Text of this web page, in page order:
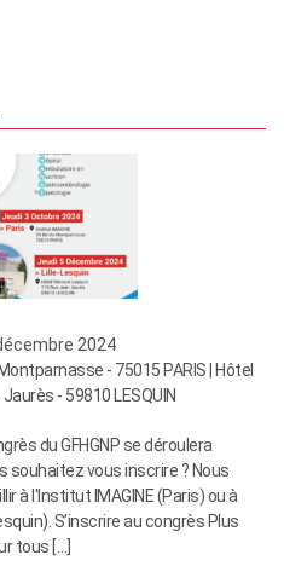
2024
- 75015 PARIS | Hôtel
- 59810 LESQUIN
du GFHGNP se déroulera
souhaitez vous inscrire ? Nous
à l'Institut IMAGINE (Paris) ou à
S’inscrire au congrès Plus
tous […]